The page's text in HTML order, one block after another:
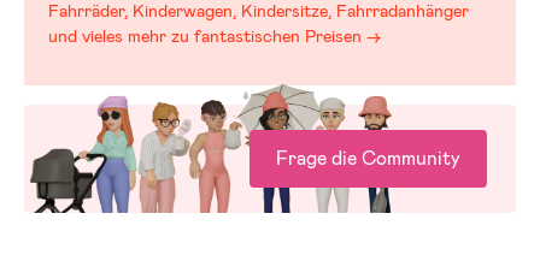
Fahrräder, Kinderwagen, Kindersitze, Fahrradanhänger
und vieles mehr zu fantastischen Preisen →
Frage die Community